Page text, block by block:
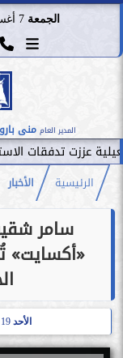
الجمعة 7 أغسطس 2026
المدير العام منى
نحو الطاقة
الرئيسية الأخبار
سامر
«أكسايت»
الأحد 19 أبريل 2026